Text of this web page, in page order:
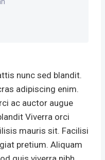
nunc sed blandit.
adipiscing enim.
ac auctor augue
Viverra orci
mauris sit. Facilisi
pretium. Aliquam